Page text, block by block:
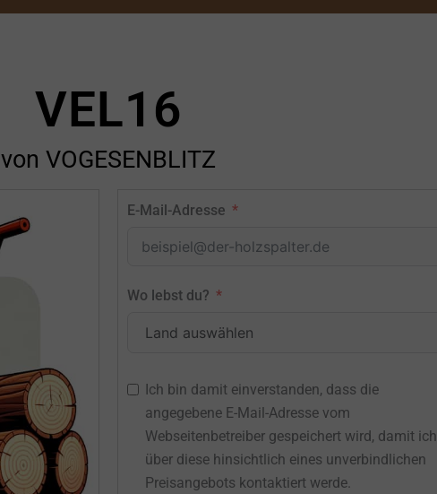
VEL16
von VOGESENBLITZ
E-Mail-Adresse
Wo lebst du?
Ich bin damit einverstanden, dass die
angegebene E-Mail-Adresse vom
Webseitenbetreiber gespeichert wird, damit ich
über diese hinsichtlich eines unverbindlichen
Preisangebots kontaktiert werde.